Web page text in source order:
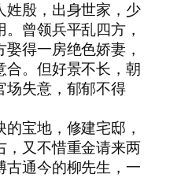
姓殷，出身世家，少
曾领兵平乱四方，
得一房绝色娇妻，
合。但好景不长，朝
场失意，郁郁不得
宝地，修建宅邸，
，又不惜重金请来两
古通今的柳先生，一